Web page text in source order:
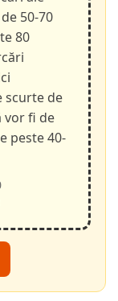
50-70
80
scurte de
vor fi de
peste 40-